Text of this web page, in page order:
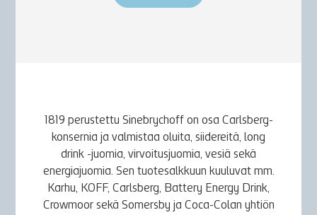
1819 perustettu Sinebrychoff on osa Carlsberg-
konsernia ja valmistaa oluita, siidereitä, long
drink -juomia, virvoitusjuomia, vesiä sekä
energiajuomia. Sen tuotesalkkuun kuuluvat mm.
Karhu, KOFF, Carlsberg, Battery Energy Drink,
Crowmoor sekä Somersby ja Coca-Colan yhtiön